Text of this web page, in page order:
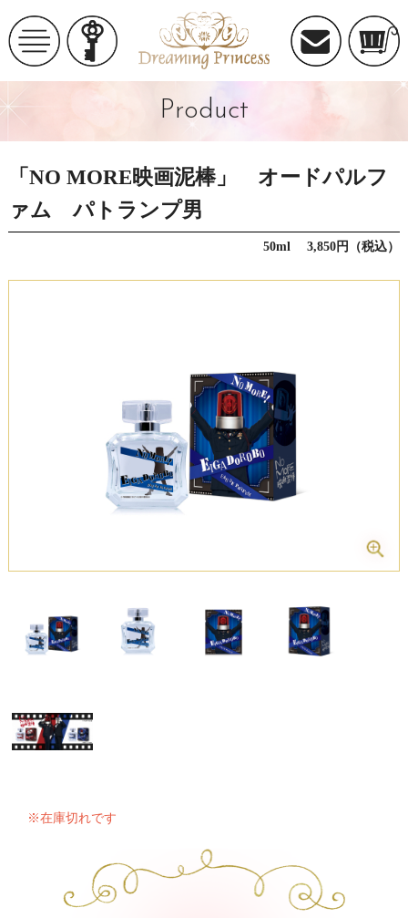
Product
「NO MORE映画泥棒」 オードパルフ
ァム パトランプ男
50ml 3,850円（税込）
※在庫切れです